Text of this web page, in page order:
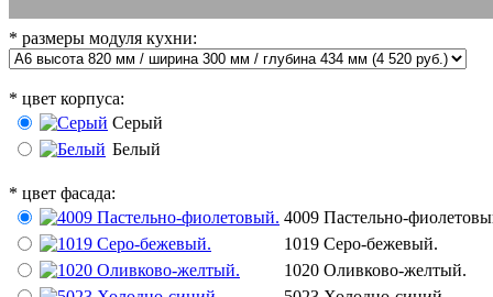
* размеры модуля кухни:
* цвет корпуса:
Серый
Белый
* цвет фасада:
4009 Пастельно-
1019 Серо-бежевый.
1020 Оливково-желтый.